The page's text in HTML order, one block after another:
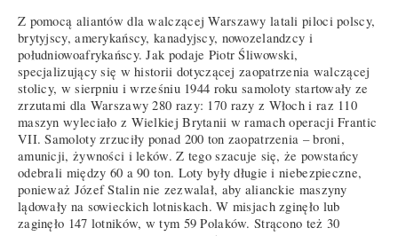
Z pomocą aliantów dla walczącej Warszawy latali piloci polscy,
brytyjscy, amerykańscy, kanadyjscy, nowozelandzcy i
południowoafrykańscy. Jak podaje Piotr Śliwowski,
specjalizujący się w historii dotyczącej zaopatrzenia walczącej
stolicy, w sierpniu i wrześniu 1944 roku samoloty startowały ze
zrzutami dla Warszawy 280 razy: 170 razy z Włoch i raz 110
maszyn wyleciało z Wielkiej Brytanii w ramach operacji Frantic
VII. Samoloty zrzuciły ponad 200 ton zaopatrzenia – broni,
amunicji, żywności i leków. Z tego szacuje się, że powstańcy
odebrali między 60 a 90 ton. Loty były długie i niebezpieczne,
ponieważ Józef Stalin nie zezwalał, aby alianckie maszyny
lądowały na sowieckich lotniskach. W misjach zginęło lub
zaginęło 147 lotników, w tym 59 Polaków. Strącono też 30